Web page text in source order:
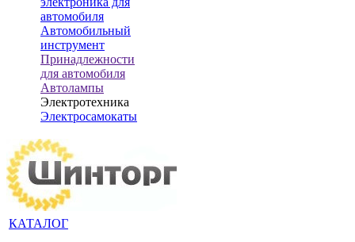
автомобиля
Автомобильный
инструмент
Принадлежности
для автомобиля
Автолампы
Электротехника
Электросамокаты
КАТАЛОГ